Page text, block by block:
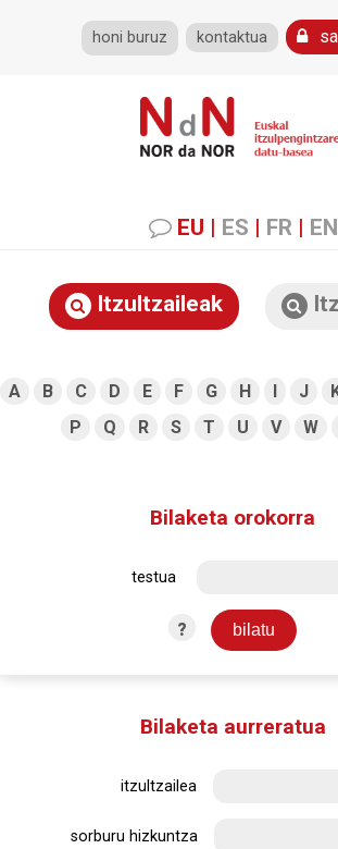
honi buruz kontaktua
EU | ES | FR | EN
Itzultzaileak
A B C D E F G H I J
P
Q R S T U V W
Bilaketa orokorra
testua
?
Bilaketa aurreratua
itzultzailea
sorburu hizkuntza